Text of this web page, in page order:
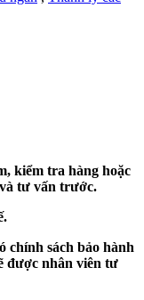
kiểm tra hàng hoặc
tư vấn trước.
chính sách bảo hành
được nhân viên tư